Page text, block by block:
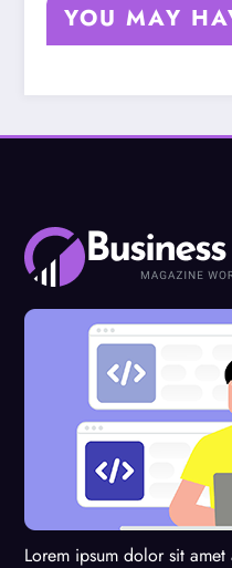
YOU MAY
Lorem ipsum dolor sit